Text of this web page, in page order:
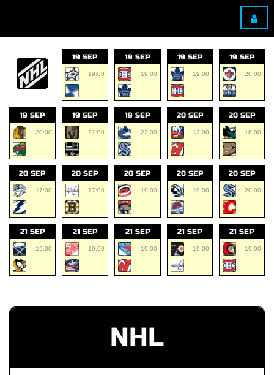
19 SEP
19:00
19 SEP
19:00
19 SEP
19:00
19 SEP
20:00
19 SEP
20:00
19 SEP
21:00
19 SEP
22:00
20 SEP
13:00
20 SEP
16:00
20 SEP
17:00
20 SEP
17:00
20 SEP
19:00
20 SEP
19:00
20 SEP
20:00
21 SEP
19:00
21 SEP
19:00
21 SEP
19:00
21 SEP
19:00
21 SEP
19:00
NHL